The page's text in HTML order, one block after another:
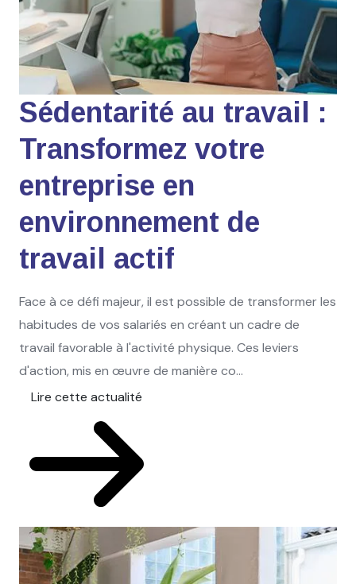
Sédentarité au travail :
Transformez votre
entreprise en
environnement de
travail actif
Face à ce défi majeur, il est possible de transformer les
habitudes de vos salariés en créant un cadre de
travail favorable à l'activité physique. Ces leviers
d'action, mis en œuvre de manière co...
Lire cette actualité